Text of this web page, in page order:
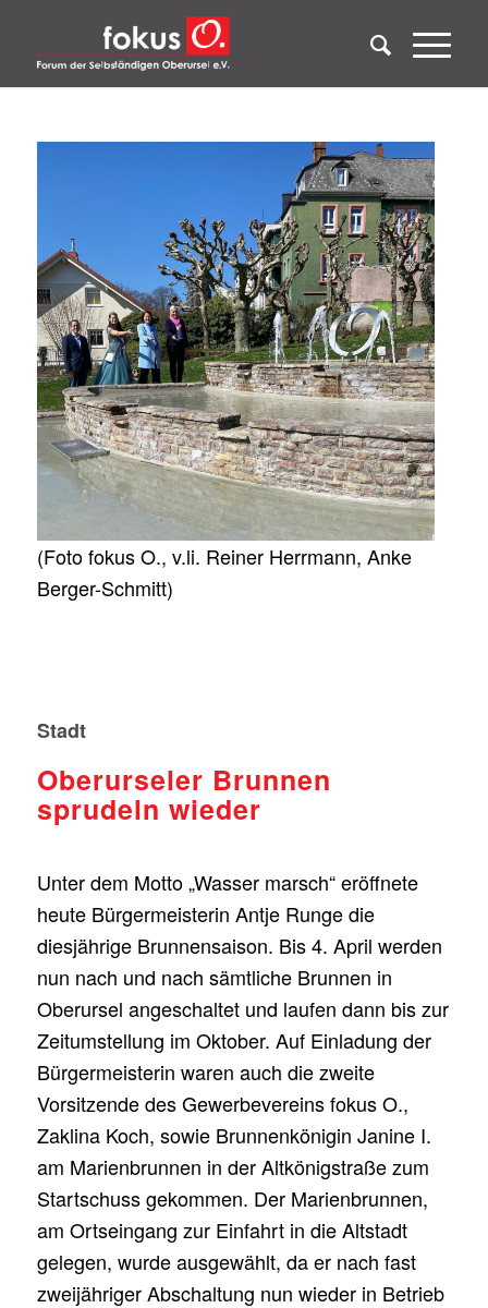
(Foto fokus O., v.li. Reiner Herrmann, Anke
Berger-Schmitt)
Stadt
Oberurseler Brunnen
sprudeln wieder
Unter dem Motto „Wasser marsch“ eröffnete
heute Bürgermeisterin Antje Runge die
diesjährige Brunnensaison. Bis 4. April werden
nun nach und nach sämtliche Brunnen in
Oberursel angeschaltet und laufen dann bis zur
Zeitumstellung im Oktober. Auf Einladung der
Bürgermeisterin waren auch die zweite
Vorsitzende des Gewerbevereins fokus O.,
Zaklina Koch, sowie Brunnenkönigin Janine I.
am Marienbrunnen in der Altkönigstraße zum
Startschuss gekommen. Der Marienbrunnen,
am Ortseingang zur Einfahrt in die Altstadt
gelegen, wurde ausgewählt, da er nach fast
zweijähriger Abschaltung nun wieder in Betrieb